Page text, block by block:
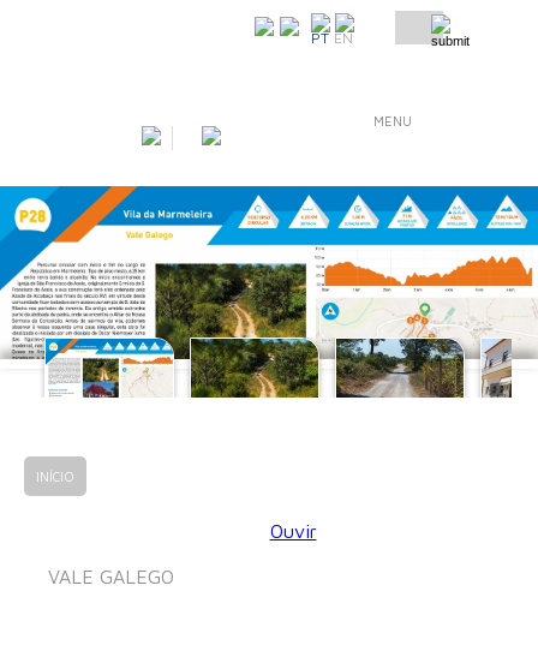
PT EN
MENU
INÍCIO
Ouvir
VALE GALEGO